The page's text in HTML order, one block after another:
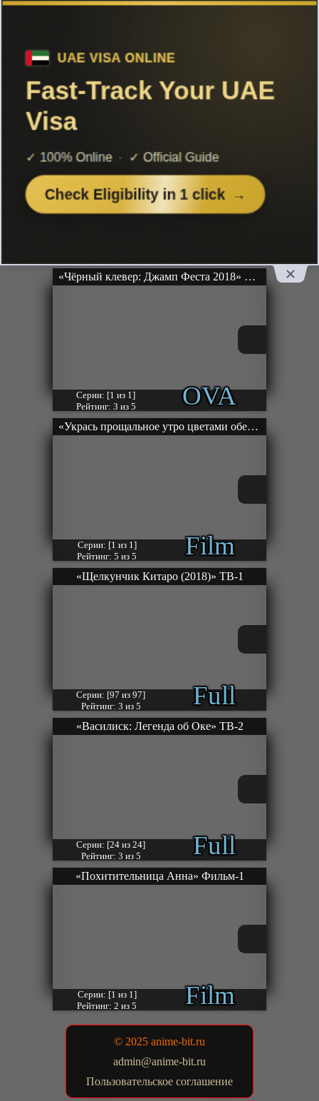
Список аниме 2018 года
Чтобы не терять с нами связь,
подписывайся на нашTelegram
«Чёрный клевер: Спецвыпуски» ОВА-1
Серии: [1 из 1]
Рейтинг: 3 из 5
OVA
«Чёрный клевер: Джамп Феста 2018» ОВА-1
Серии: [1 из 1]
Рейтинг: 5 из 5
Film
«Укрась прощальное утро цветами обещания» Фильм-1
Серии: [97 из 97]
Рейтинг: 3 из 5
Full
«Щелкунчик Китаро (2018)» ТВ-1
Серии: [24 из 24]
Рейтинг: 3 из 5
Full
«Василиск: Легенда об Оке» ТВ-2
Серии: [1 из 1]
Рейтинг: 2 из 5
Film
«Похитительница Анна» Фильм-1
© 2025 anime-bit.ru
admin@anime-bit.ru
Пользовательское соглашение